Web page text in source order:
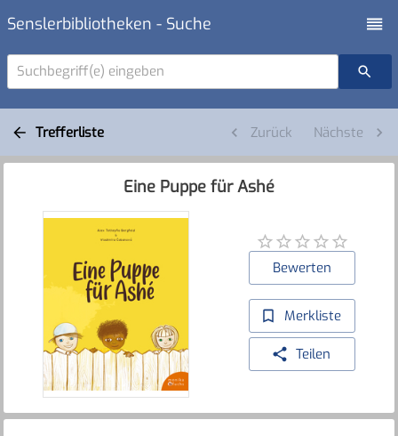
Senslerbibliotheken - Suche
Suchbegriff(e) eingeben
Trefferliste Zurück Nächste
Eine Puppe für Ashé
Bewerten
Merkliste
Teilen